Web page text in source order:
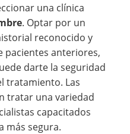
una clínica
. Optar por un
reconocido y
pacientes anteriores,
darte la seguridad
tratamiento. Las
tratar una variedad
capacitados
más segura.